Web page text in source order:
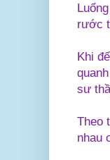
rước
Khi
sư
Theo
nhau